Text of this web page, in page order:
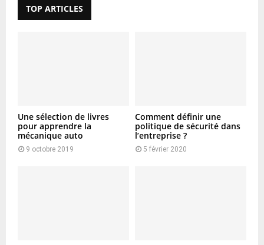
r
TOP ARTICLES
Une sélection de livres
pour apprendre la
mécanique auto
9 octobre 2019
Comment définir une
politique de sécurité dans
l’entreprise ?
5 février 2020